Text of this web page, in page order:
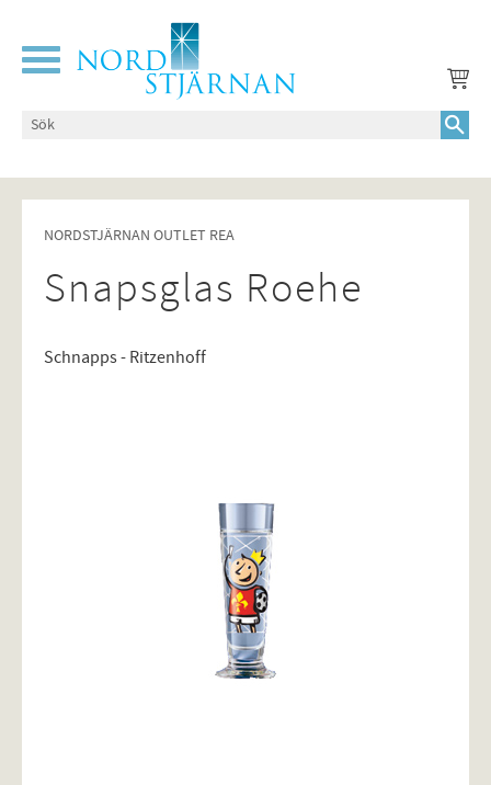
Meny
NORDSTJÄRNAN OUTLET REA
Snapsglas Roehe
Schnapps - Ritzenhoff